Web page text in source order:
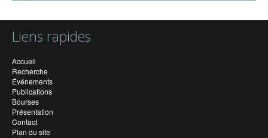
Liens rapides
Accueil
Recherche
Événements
Publications
Bourses
Présentation
Contact
Plan du site